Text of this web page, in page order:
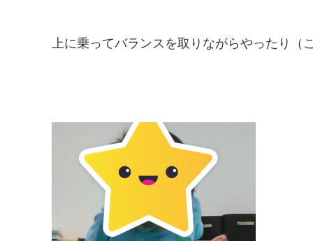
上に乗ってバランスを取りながらやったり（